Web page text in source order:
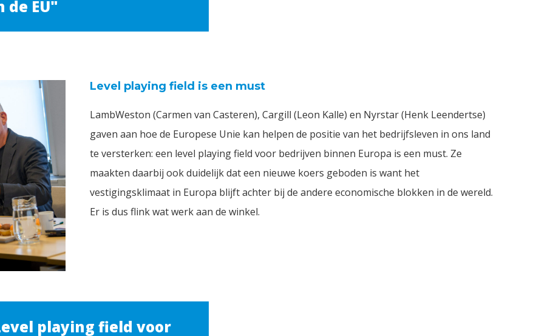
EU"
Level playing field is een must
LambWeston (Carmen van Casteren), Cargill (Leon Kalle) en Nyrstar (Henk Leendertse)
gaven aan hoe de Europese Unie kan helpen de positie van het bedrijfsleven in ons land
te versterken: een level playing field voor bedrijven binnen Europa is een must. Ze
maakten daarbij ook duidelijk dat een nieuwe koers geboden is want het
vestigingsklimaat in Europa blijft achter bij de andere economische blokken in de wereld.
Er is dus flink wat werk aan de winkel.
playing field voor